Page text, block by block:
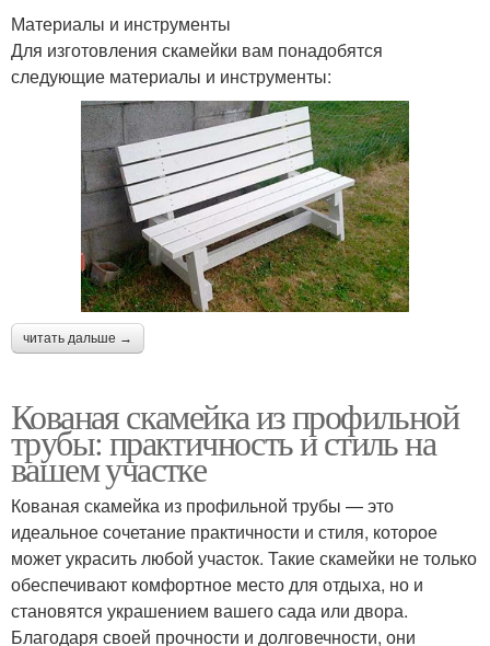
Материалы и инструменты
Для изготовления скамейки вам понадобятся
следующие материалы и инструменты:
читать дальше →
Кованая скамейка из профильной
трубы: практичность и стиль на
вашем участке
Кованая скамейка из профильной трубы — это
идеальное сочетание практичности и стиля, которое
может украсить любой участок. Такие скамейки не только
обеспечивают комфортное место для отдыха, но и
становятся украшением вашего сада или двора.
Благодаря своей прочности и долговечности, они